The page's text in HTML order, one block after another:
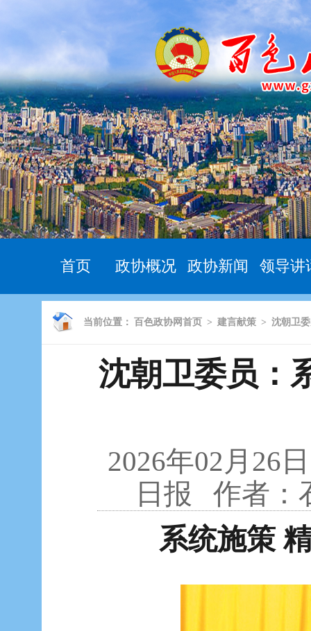
首页 政协概况 政协新闻 领导讲
当前位置： 百色政协网首页 > 建言献策 > 沈朝卫
沈朝卫委员：
2026年02月26
日报 作者：
系统施策